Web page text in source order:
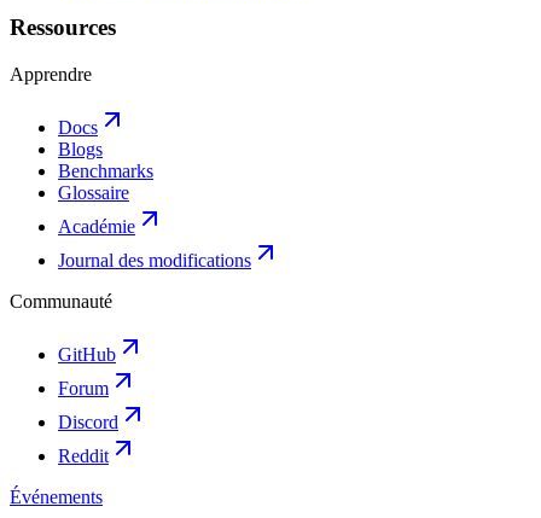
Ressources
Apprendre
Docs
Blogs
Benchmarks
Glossaire
Académie
Journal des modifications
Communauté
GitHub
Forum
Discord
Reddit
Événements